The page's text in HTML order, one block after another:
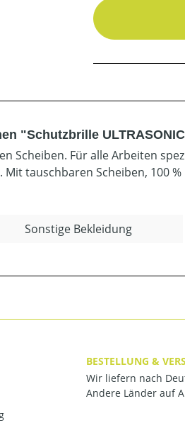
"Schutzbrille
Scheiben. Für alle Arbeiten
tauschbaren Scheiben, 100
Sonstige Bekleidung
BESTELLUNG &
Wir liefern nach
Andere Länder auf